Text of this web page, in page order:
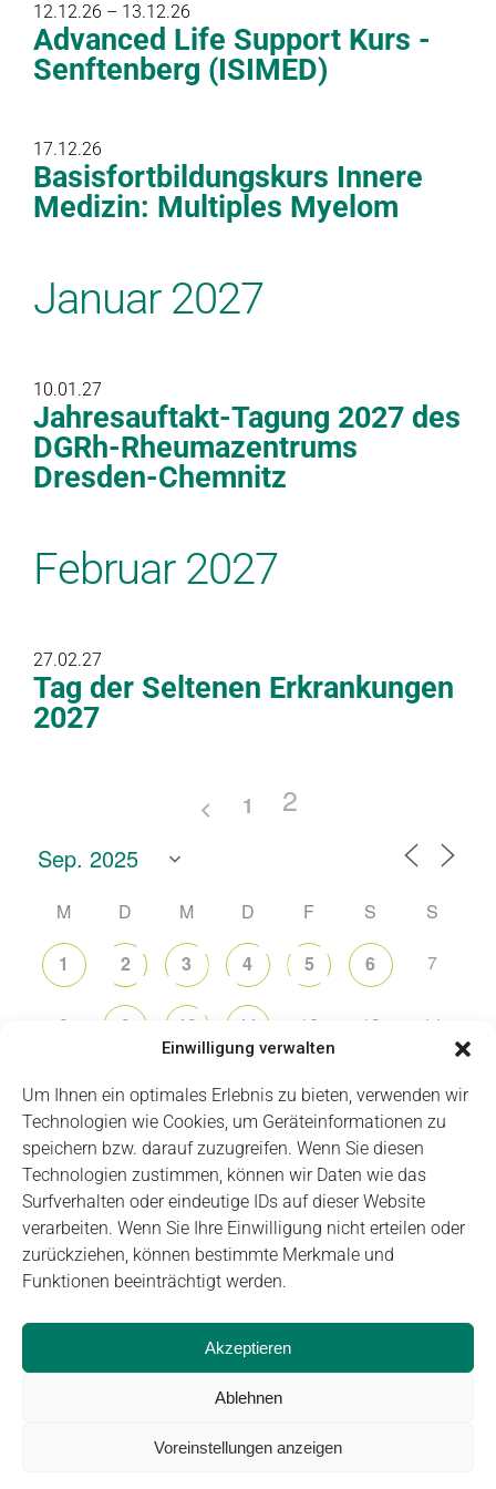
Einwilligung verwalten
Um Ihnen ein optimales Erlebnis zu bieten, verwenden wir
Technologien wie Cookies, um Geräteinformationen zu
speichern bzw. darauf zuzugreifen. Wenn Sie diesen
Technologien zustimmen, können wir Daten wie das
Surfverhalten oder eindeutige IDs auf dieser Website
verarbeiten. Wenn Sie Ihre Einwilligung nicht erteilen oder
zurückziehen, können bestimmte Merkmale und
Funktionen beeinträchtigt werden.
Akzeptieren
Ablehnen
Voreinstellungen anzeigen
12.12.26 – 13.12.26
Advanced Life Support Kurs -
Senftenberg (ISIMED)
17.12.26
Basisfortbildungskurs Innere
Medizin: Multiples Myelom
Januar 2027
10.01.27
Jahresauftakt-Tagung 2027 des
DGRh-Rheumazentrums
Dresden-Chemnitz
Februar 2027
27.02.27
Tag der Seltenen Erkrankungen
2027
1 2
M D M D F S S
1 2 3 4 5 6 7
8 9 10 11 12 13 14
15 16 17 18 19 20 21
22 23 24 25 26 27 28
29 30 1 2 3 4